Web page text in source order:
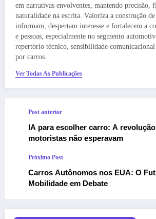
em narrativas envolventes, mantendo precisão,
naturalidade na escrita. Valoriza a construção
informam, despertam interesse e fortalecem a
e pessoas, especialmente no segmento
repertório técnico, sensibilidade
por carros.
Ver Todas As Publicações
Post anterior
IA para escolher carro: A
motoristas não esperavam
Próximo Post
Carros Autônomos nos EUA: O
Mobilidade em Debate